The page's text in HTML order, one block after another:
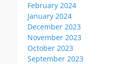
February 2024
January 2024
December 2023
November 2023
October 2023
September 2023